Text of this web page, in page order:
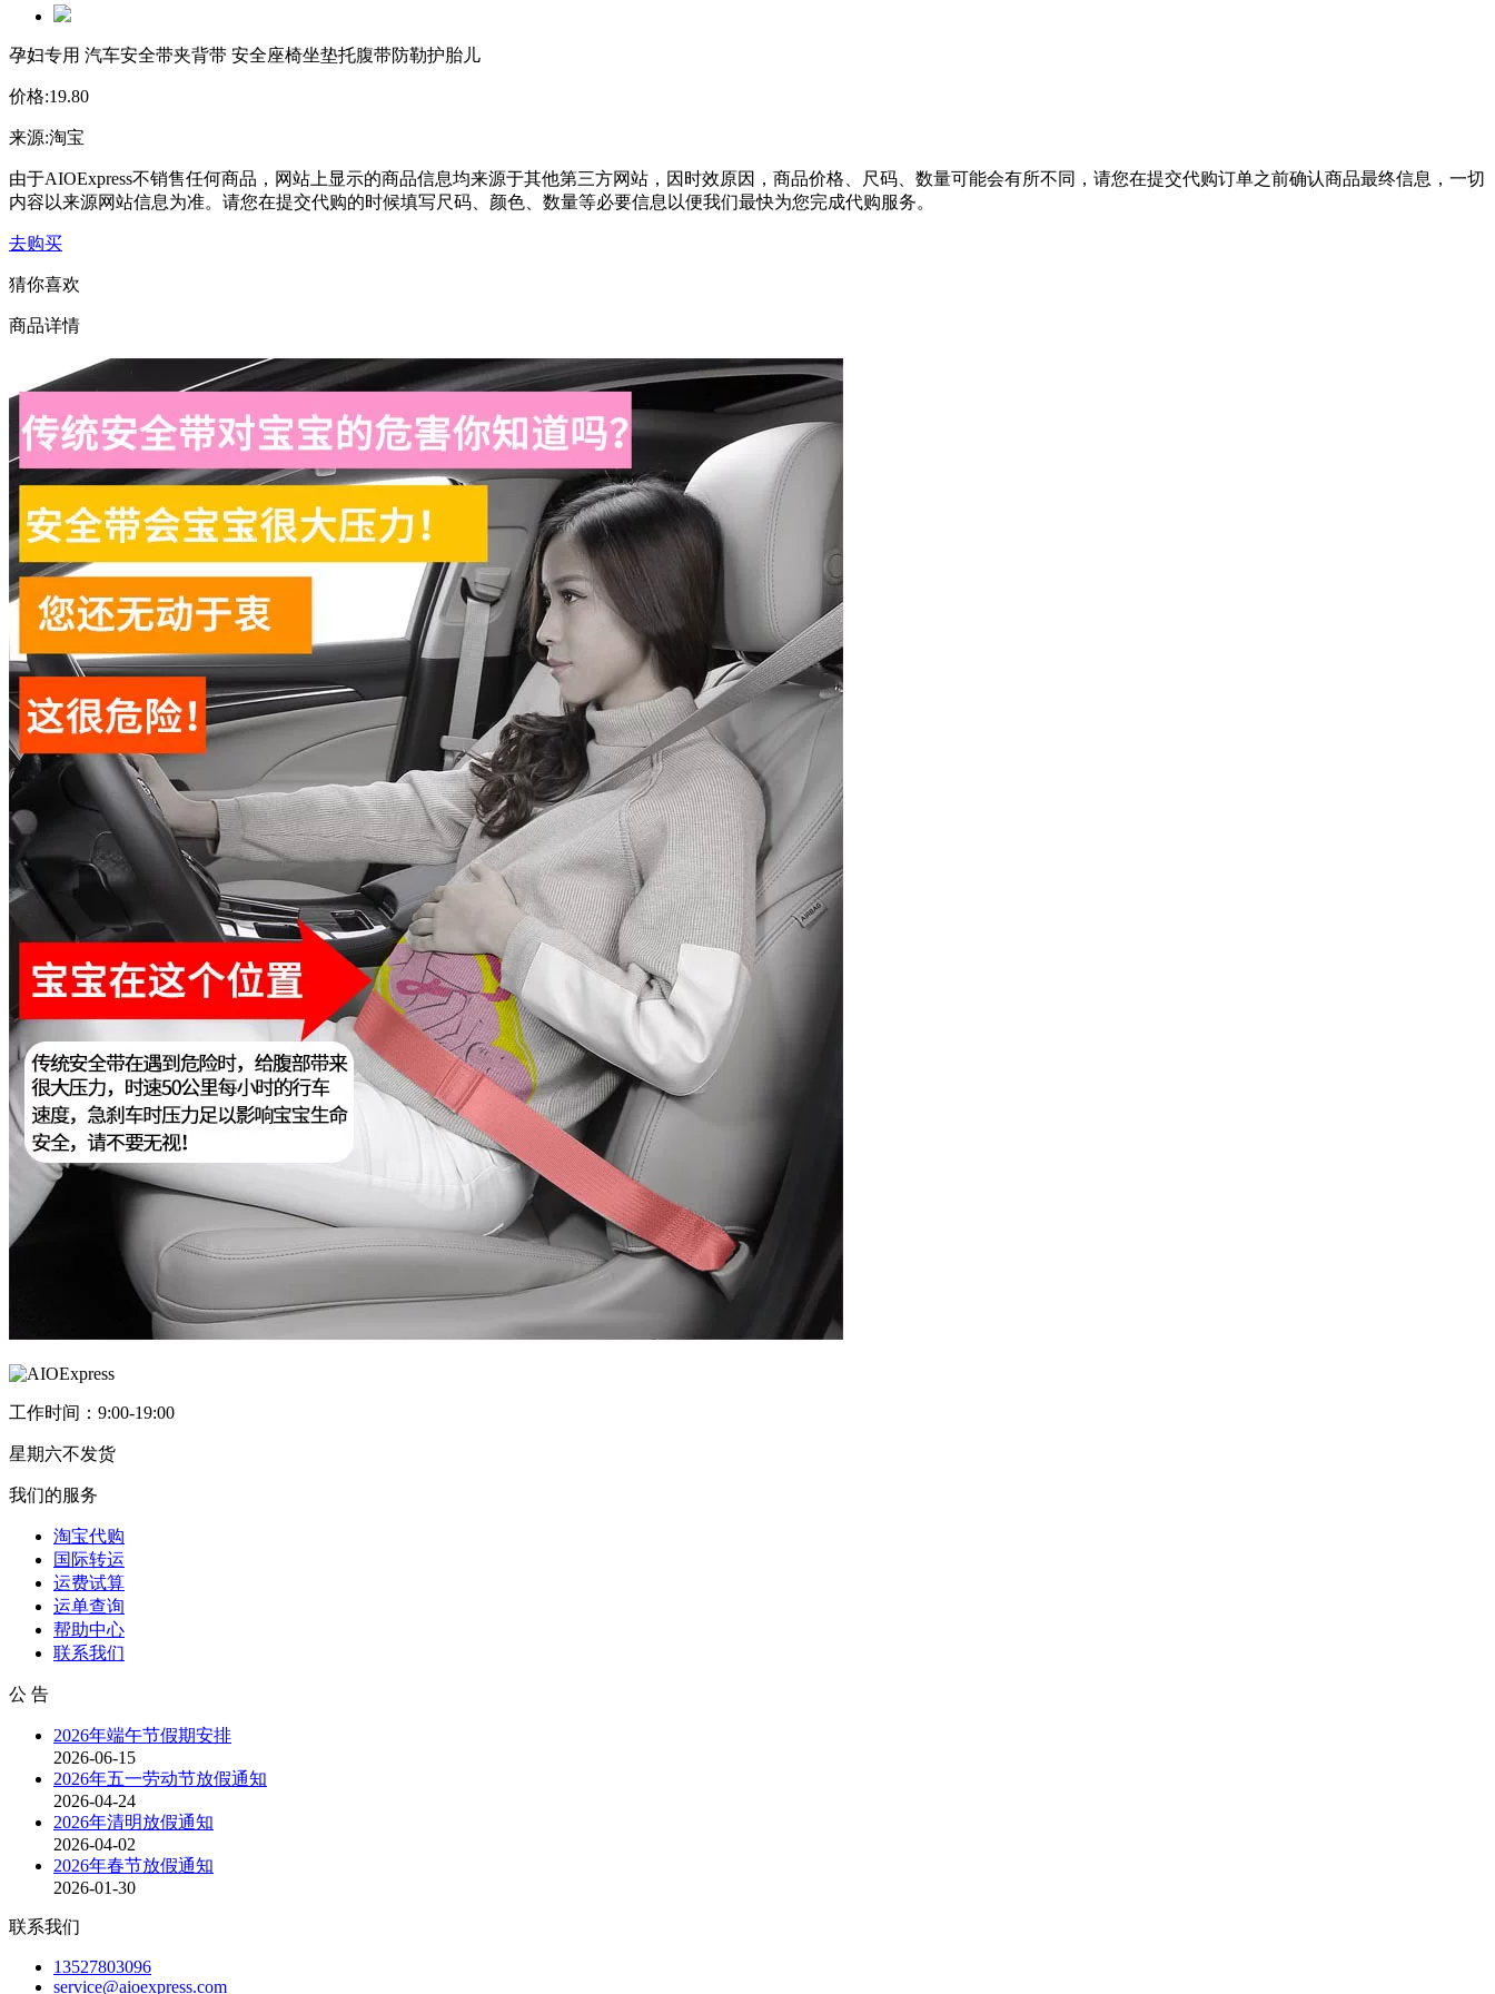
孕妇专用 汽车安全带夹背带 安全座椅坐垫托腹带防勒护胎儿
价格:19.80
来源:淘宝
由于AIOExpress不销售任何商品，网站上显示的商品信息均来源于其他第三方网站，因时效原因，商品价格、尺码、数量可能会有所不同，请您在提交代购订单之前确认商品最终信息，一切
内容以来源网站信息为准。请您在提交代购的时候填写尺码、颜色、数量等必要信息以便我们最快为您完成代购服务。
去购买
猜你喜欢
商品详情
工作时间：9:00-19:00
星期六不发货
我们的服务
淘宝代购
国际转运
运费试算
运单查询
帮助中心
联系我们
公 告
2026年端午节假期安排
2026-06-15
2026年五一劳动节放假通知
2026-04-24
2026年清明放假通知
2026-04-02
2026年春节放假通知
2026-01-30
联系我们
13527803096
service@aioexpress.com